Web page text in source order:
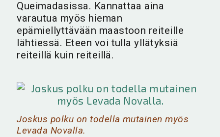
Queimadasissa. Kannattaa aina
varautua myös hieman
epämiellyttävään maastoon reiteille
lähtiessä. Eteen voi tulla yllätyksiä
reiteillä kuin reiteillä.
Joskus polku on todella mutainen myös
Levada Novalla.